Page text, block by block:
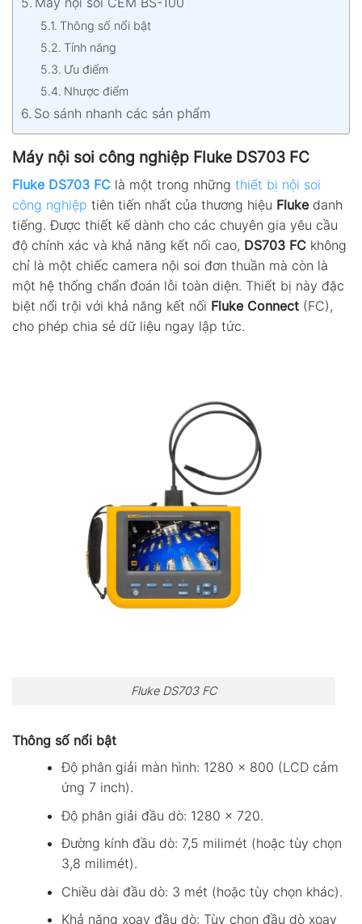
Thông số nổi bật
Tính năng
Ưu điểm
Nhược điểm
So sánh nhanh các sản phẩm
Máy nội soi công nghiệp Fluke DS703 FC
Fluke DS703 FC là một trong những thiết bị nội soi
công nghiệp tiên tiến nhất của thương hiệu Flukedanh
tiếng. Được thiết kế dành cho các chuyên gia yêu cầu
độ chính xác và khả năng kết nối cao, DS703 FC không
chỉ là một chiếc camera nội soi đơn thuần mà còn là
một hệ thống chẩn đoán lỗi toàn diện. Thiết bị này đặc
biệt nổi trội với khả năng kết nối Fluke Connect (FC),
cho phép chia sẻ dữ liệu ngay lập tức.
Fluke DS703 FC
Thông số nổi bật
Độ phân giải màn hình: 1280 x 800 (LCD cảm
ứng 7 inch).
Độ phân giải đầu dò: 1280 x 720.
Đường kính đầu dò: 7,5 milimét (hoặc tùy chọn
3,8 milimét).
Chiều dài đầu dò: 3 mét (hoặc tùy chọn khác).
Khả năng xoay đầu dò: Tùy chọn đầu dò xoay